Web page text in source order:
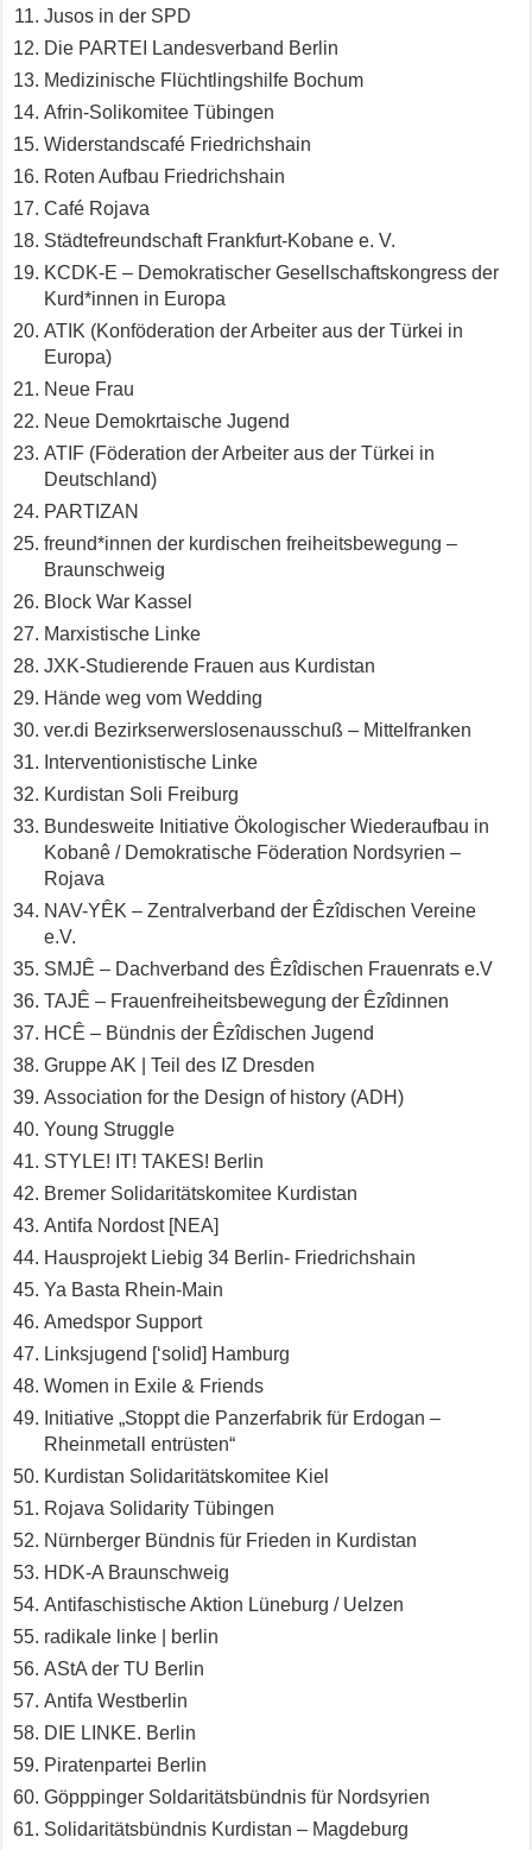
Jusos in der SPD
Die PARTEI Landesverband Berlin
Medizinische Flüchtlingshilfe Bochum
Afrin-Solikomitee Tübingen
Widerstandscafé Friedrichshain
Roten Aufbau Friedrichshain
Café Rojava
Städtefreundschaft Frankfurt-Kobane e. V.
KCDK-E – Demokratischer Gesellschaftskongress der
Kurd*innen in Europa
ATIK (Konföderation der Arbeiter aus der Türkei in
Europa)
Neue Frau
Neue Demokrtaische Jugend
ATIF (Föderation der Arbeiter aus der Türkei in
Deutschland)
PARTIZAN
freund*innen der kurdischen freiheitsbewegung –
Braunschweig
Block War Kassel
Marxistische Linke
JXK-Studierende Frauen aus Kurdistan
Hände weg vom Wedding
ver.di Bezirkserwerslosenausschuß – Mittelfranken
Interventionistische Linke
Kurdistan Soli Freiburg
Bundesweite Initiative Ökologischer Wiederaufbau in
Kobanê / Demokratische Föderation Nordsyrien –
Rojava
NAV-YÊK – Zentralverband der Êzîdischen Vereine
e.V.
SMJÊ – Dachverband des Êzîdischen Frauenrats e.V
TAJÊ – Frauenfreiheitsbewegung der Êzîdinnen
HCÊ – Bündnis der Êzîdischen Jugend
Gruppe AK | Teil des IZ Dresden
Association for the Design of history (ADH)
Young Struggle
STYLE! IT! TAKES! Berlin
Bremer Solidaritätskomitee Kurdistan
Antifa Nordost [NEA]
Hausprojekt Liebig 34 Berlin- Friedrichshain
Ya Basta Rhein-Main
Amedspor Support
Linksjugend [‘solid] Hamburg
Women in Exile & Friends
Initiative „Stoppt die Panzerfabrik für Erdogan –
Rheinmetall entrüsten“
Kurdistan Solidaritätskomitee Kiel
Rojava Solidarity Tübingen
Nürnberger Bündnis für Frieden in Kurdistan
HDK-A Braunschweig
Antifaschistische Aktion Lüneburg / Uelzen
radikale linke | berlin
AStA der TU Berlin
Antifa Westberlin
DIE LINKE. Berlin
Piratenpartei Berlin
Göpppinger Soldaritätsbündnis für Nordsyrien
Solidaritätsbündnis Kurdistan – Magdeburg